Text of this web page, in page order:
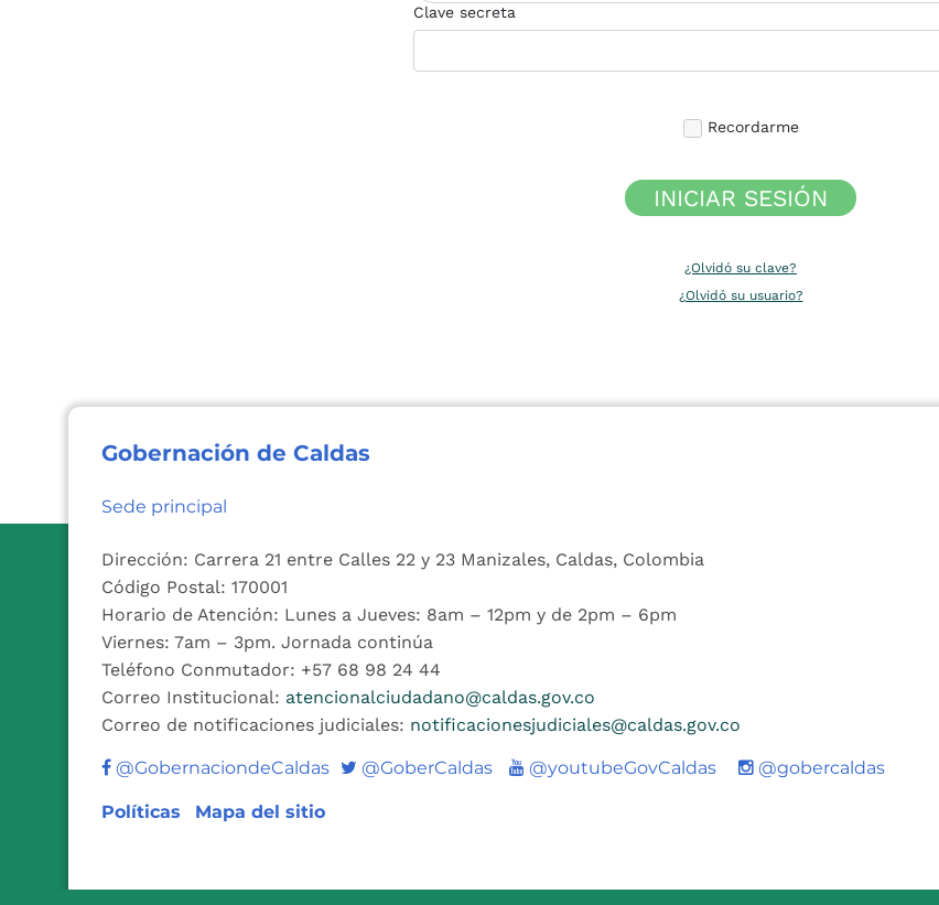
Clave secreta
Recordarme
INICIAR SESIÓN
¿Olvidó su clave?
¿Olvidó su usuario?
Gobernación de Caldas
Sede principal
Dirección: Carrera 21 entre Calles 22 y 23 Manizales, Caldas, Colombia
Código Postal: 170001
Horario de Atención: Lunes a Jueves: 8am – 12pm y de 2pm – 6pm
Viernes: 7am – 3pm. Jornada continúa
Teléfono Conmutador: +57 68 98 24 44
Correo Institucional: atencionalciudadano@caldas.gov.co
Correo de notificaciones judiciales: notificacionesjudiciales@caldas.gov.co
@GobernaciondeCaldas Twitter
@GoberCaldas Youtube
@youtubeGovCaldas @gobercaldas
Políticas Mapa del sitio